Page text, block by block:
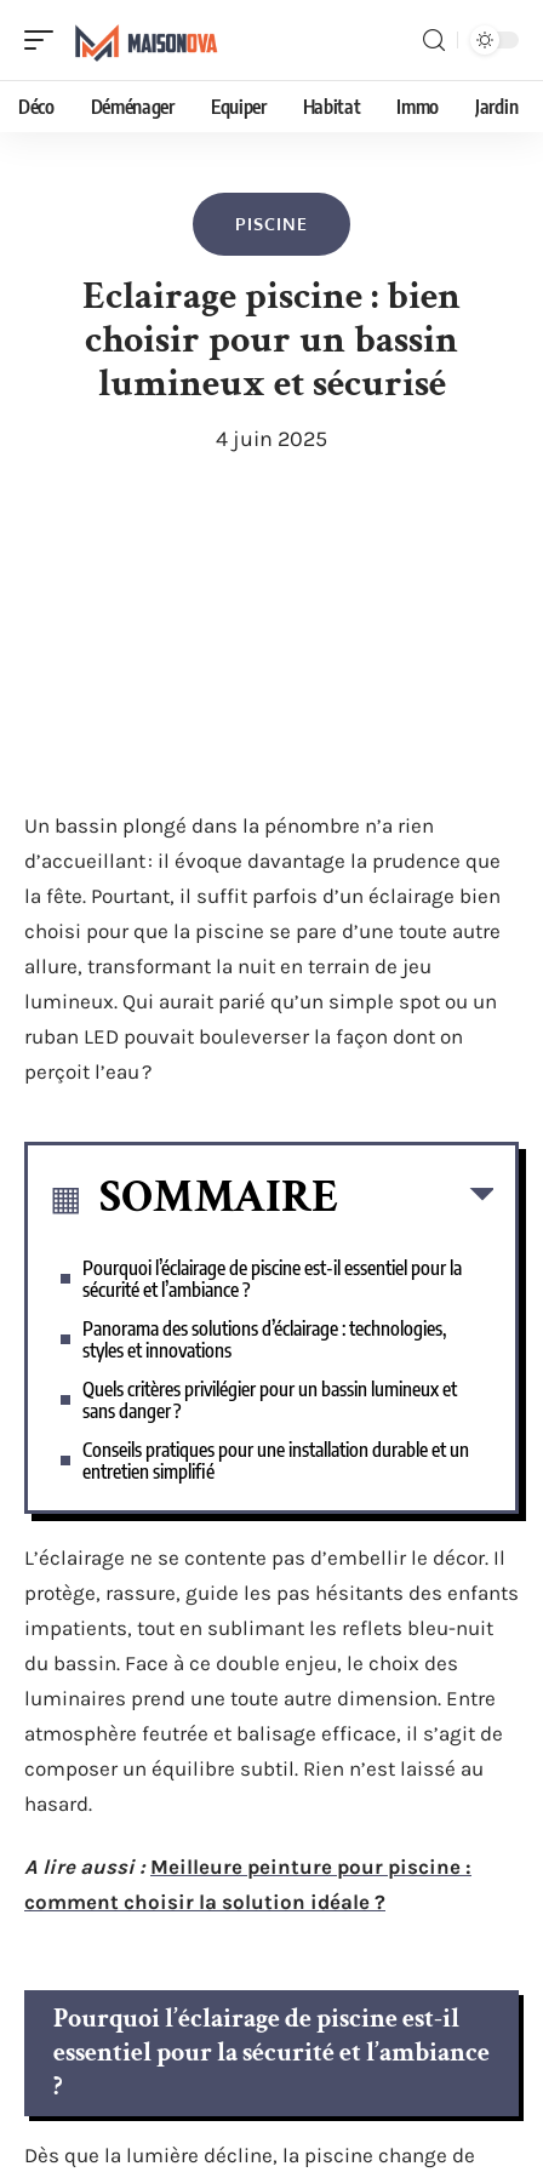
Déco Déménager Equiper Habitat Immo Jardin
PISCINE
Eclairage piscine : bien
choisir pour un bassin
lumineux et sécurisé
4 juin 2025
Un bassin plongé dans la pénombre n’a rien
d’accueillant : il évoque davantage la prudence que
la fête. Pourtant, il suffit parfois d’un éclairage bien
choisi pour que la piscine se pare d’une toute autre
allure, transformant la nuit en terrain de jeu
lumineux. Qui aurait parié qu’un simple spot ou un
ruban LED pouvait bouleverser la façon dont on
perçoit l’eau ?
SOMMAIRE
Pourquoi l’éclairage de piscine est-il essentiel pour la
sécurité et l’ambiance ?
Panorama des solutions d’éclairage : technologies,
styles et innovations
Quels critères privilégier pour un bassin lumineux et
sans danger ?
Conseils pratiques pour une installation durable et un
entretien simplifié
L’éclairage ne se contente pas d’embellir le décor. Il
protège, rassure, guide les pas hésitants des enfants
impatients, tout en sublimant les reflets bleu-nuit
du bassin. Face à ce double enjeu, le choix des
luminaires prend une toute autre dimension. Entre
atmosphère feutrée et balisage efficace, il s’agit de
composer un équilibre subtil. Rien n’est laissé au
hasard.
A lire aussi : Meilleure peinture pour piscine :
comment choisir la solution idéale ?
Pourquoi l’éclairage de piscine est-il
essentiel pour la sécurité et l’ambiance
?
Dès que la lumière décline, la piscine change de